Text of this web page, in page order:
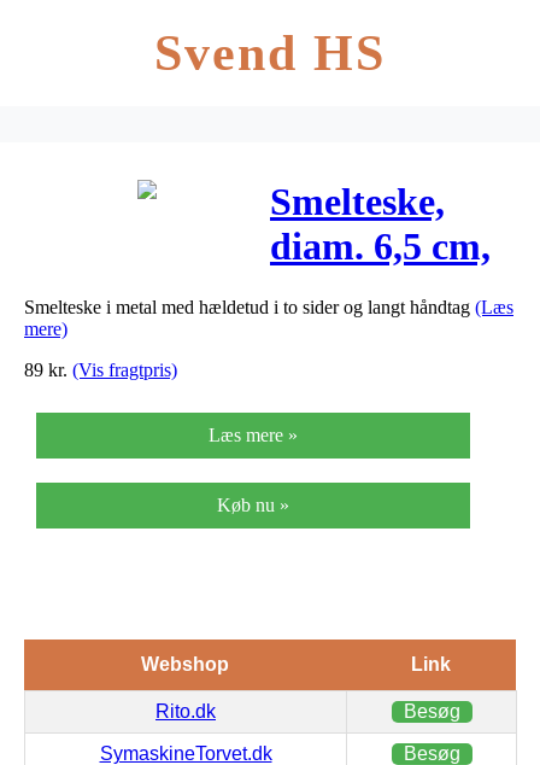
Svend HS
Smelteske,
diam. 6,5 cm,
L: 26 cm,
Smelteske i metal med hældetud i to sider og langt håndtag (Læs
mere)
89 kr. (Vis fragtpris)
Læs mere »
Køb nu »
Webshop Link
Rito.dk Besøg
SymaskineTorvet.dk Besøg